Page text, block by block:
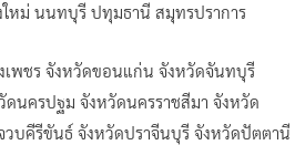
หม่ นนทบุรี ปทุมธานี สมุทรปราการ
พชร จังหวัดขอนแก่น จังหวัดจันทบุรี
ดนครปฐม จังหวัดนครราชสีมา จังหวัด
วบคีรีขันธ์ จังหวัดปราจีนบุรี จังหวัดปัตตานี